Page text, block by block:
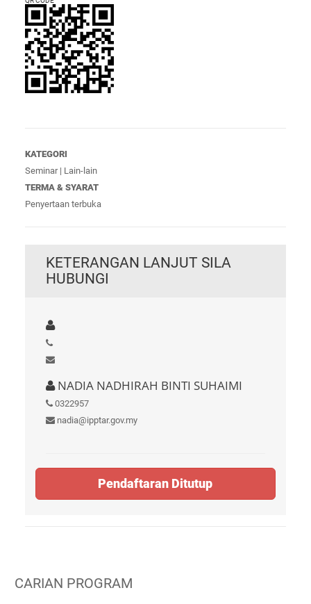
KATEGORI
Seminar | Lain-lain
TERMA & SYARAT
Penyertaan terbuka
KETERANGAN LANJUT SILA
HUBUNGI
NADIA NADHIRAH BINTI SUHAIMI
0322957
nadia@ipptar.gov.my
Pendaftaran Ditutup
CARIAN PROGRAM